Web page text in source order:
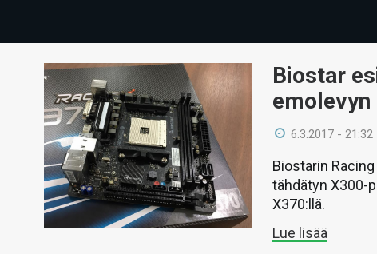
Biostar
emolevyn
6.3.2017 - 21:32
Biostarin
tähdätyn X300-
X370:llä.
Lue lisää